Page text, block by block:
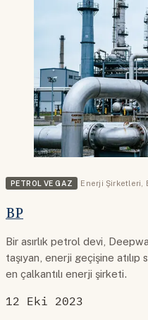
PETROL VE GAZ Enerji Şirketleri
BP
Bir asırlık petrol devi,
taşıyan, enerji geçişine atılıp
en çalkantılı enerji şirketi.
12 Eki 2023